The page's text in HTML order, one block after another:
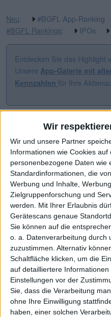
Wir
Wir und unsere Partner
Informationen wie Cookies
personenbezogene Daten wie
Standardinformationen, die
Werbung und Inhalte,
Zielgruppenforschung und
werden. Mit Ihrer Erlaubnis
Gerätescans genaue
Sie können auf die
o. a. Datenverarbeitung durch
zuzustimmen. Alternativ
Schaltfläche klicken, um die
auf detailliertere
Einstellungen vor der
Sie, dass die Verarbeitung
ohne Ihre Einwilligung
haben, einer solchen
Neu:
#BGFL App-Ranking
#BGFL Rankings: IPOs
Entdecken Sie das Highlight
Unsere App-Galerie mit
Kennzahlen für Ihre
CHART-CHECK:
Deutlicher Schub nach oben